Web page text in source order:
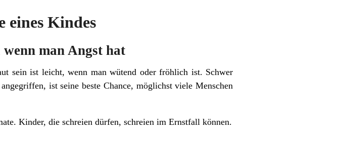
eines Kindes
man Angst hat
sein ist leicht, wenn man wütend oder fröhlich ist. Schwer
ist seine beste Chance, möglichst viele Menschen
Kinder, die schreien dürfen, schreien im Ernstfall können.